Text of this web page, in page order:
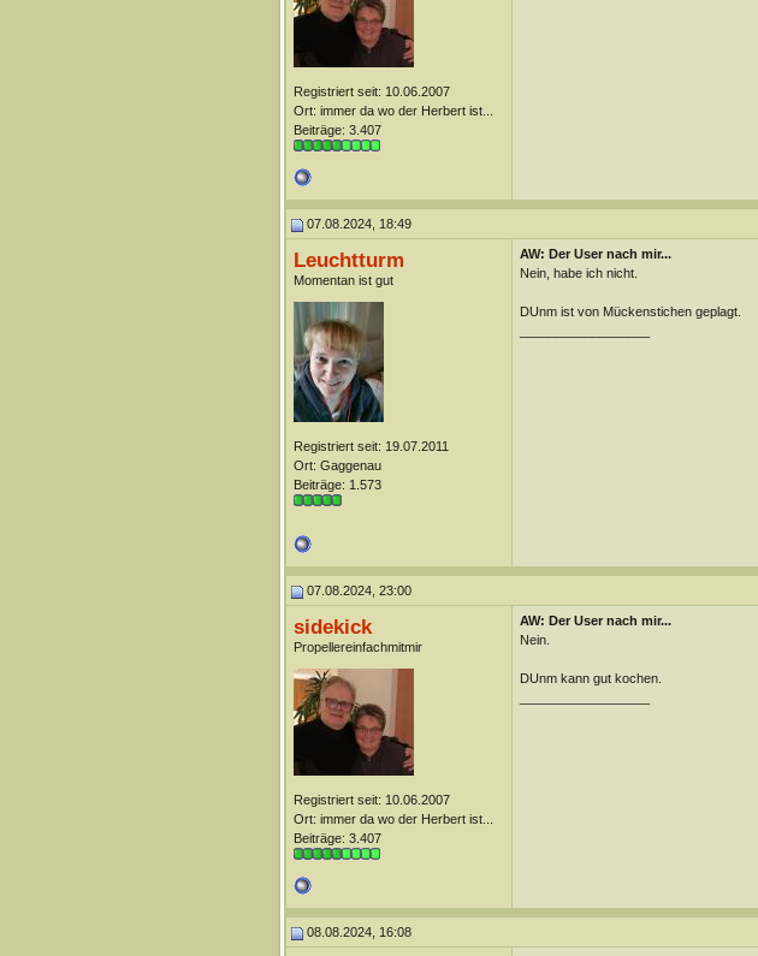
Registriert seit: 10.06.2007
Ort: immer da wo der Herbert ist...
Beiträge: 3.407
07.08.2024, 18:49
Leuchtturm
Momentan ist gut
Registriert seit: 19.07.2011
Ort: Gaggenau
Beiträge: 1.573
AW: Der User nach mir...
Nein, habe ich nicht.
DUnm ist von Mückenstichen geplagt.
07.08.2024, 23:00
sidekick
Propellereinfachmitmir
Registriert seit: 10.06.2007
Ort: immer da wo der Herbert ist...
Beiträge: 3.407
AW: Der User nach mir...
Nein.
DUnm kann gut kochen.
08.08.2024, 16:08